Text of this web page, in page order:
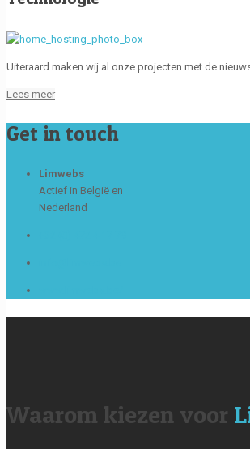
Uiteraard maken wij al onze projecten met de
Lees meer
Get in touch
Limwebs
Actief in België en
Nederland
Waarom kiezen voor